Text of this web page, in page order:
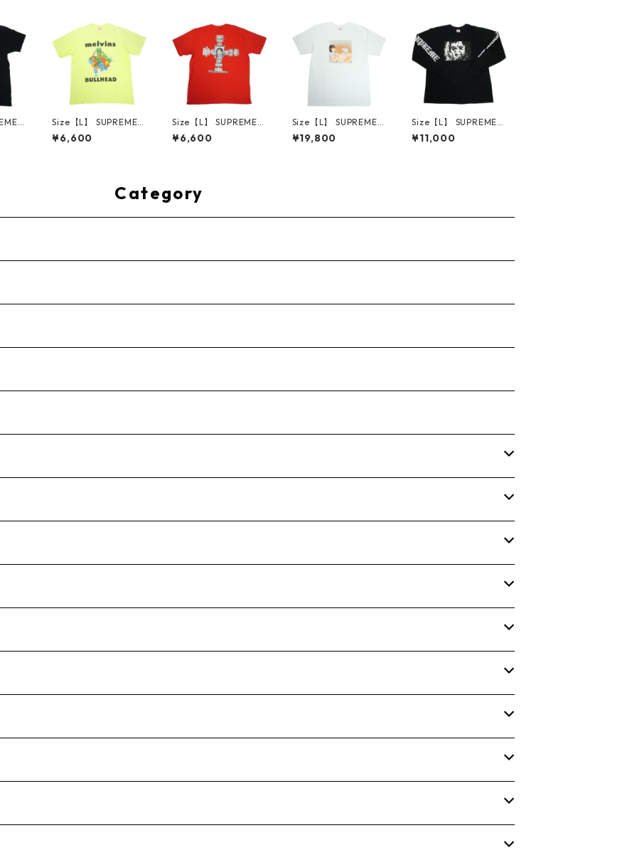
Size【L】 SUPREME
シュプリーム 24SS M
elvins Bullhead Tee F
¥6,600
Size【L】 SUPREME
シュプリーム 25FW D
ash Snow Tee Red T
¥6,600
Size【L】 SUPREME
シュプリーム 25SS Mo
use Tee White Tシャ
¥19,800
Size【L】 SUPREME
シュプリーム ×The Ex
orcist 25FW Mother
¥11,000
Category